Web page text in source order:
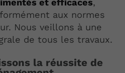
et efficaces,
aux normes
Nous veillons à une
de tous les travaux.
la réussite de